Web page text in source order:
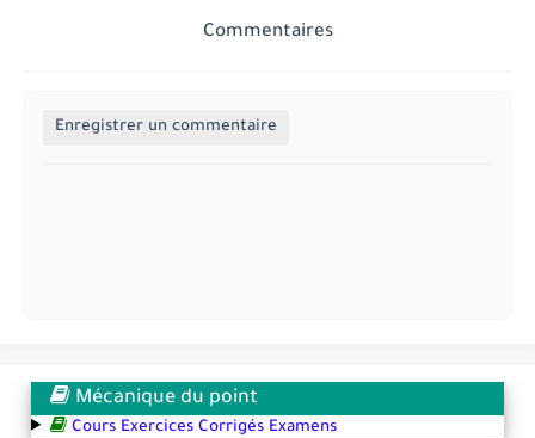
Commentaires
Enregistrer un commentaire
Mécanique du point
Cours Exercices Corrigés Examens